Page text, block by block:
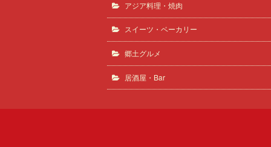
アジア料理・焼肉
スイーツ・ベーカリー
郷土グルメ
居酒屋・Bar